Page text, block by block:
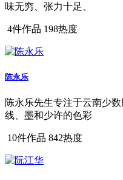
味无穷、张力十足、
4件作品 198热度
陈永乐
陈永乐先生专注于云南少
线、墨和少许的色彩
10件作品 842热度